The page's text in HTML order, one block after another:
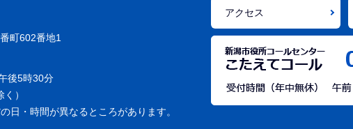
町602番地1
後5時30分
）
日・時間が異なるところがあります。
アクセス